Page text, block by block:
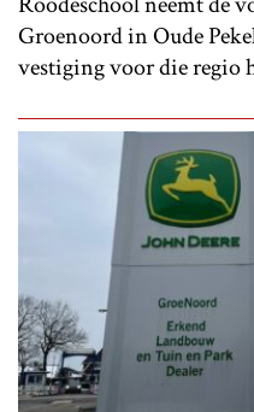
Groenoord in Oude
vestiging voor die regio